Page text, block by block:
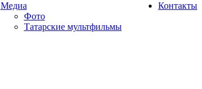
Медиа
Фото
Татарские мультфильмы
Контакты